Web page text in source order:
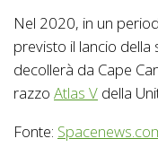
Nel 2020, in un
previsto il lancio della
decollerà da Cape
razzo Atlas V della
Fonte: